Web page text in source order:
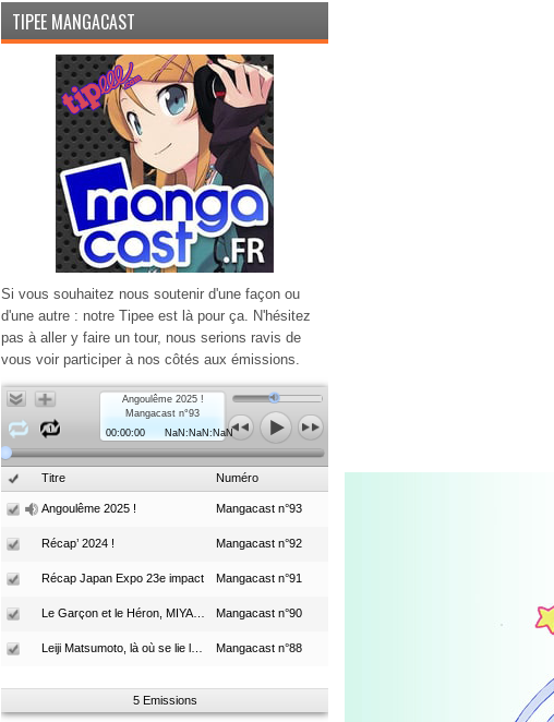
TIPEE MANGACAST
Si vous souhaitez nous soutenir d'une façon ou
d'une autre : notre Tipee est là pour ça. N'hésitez
pas à aller y faire un tour, nous serions ravis de
vous voir participer à nos côtés aux émissions.
Angoulême 2025 !
Mangacast n°93
00:00:00
NaN:NaN:NaN
Titre Numéro
Angoulême 2025 ! Mangacast n°93
Récap’ 2024 ! Mangacast n°92
Récap Japan Expo 23e impact Mangacast n°91
Mangacast n°90
Mangacast n°88
5 Emissions